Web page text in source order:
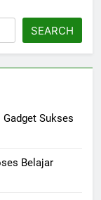
SEARCH
Sukses
Belajar